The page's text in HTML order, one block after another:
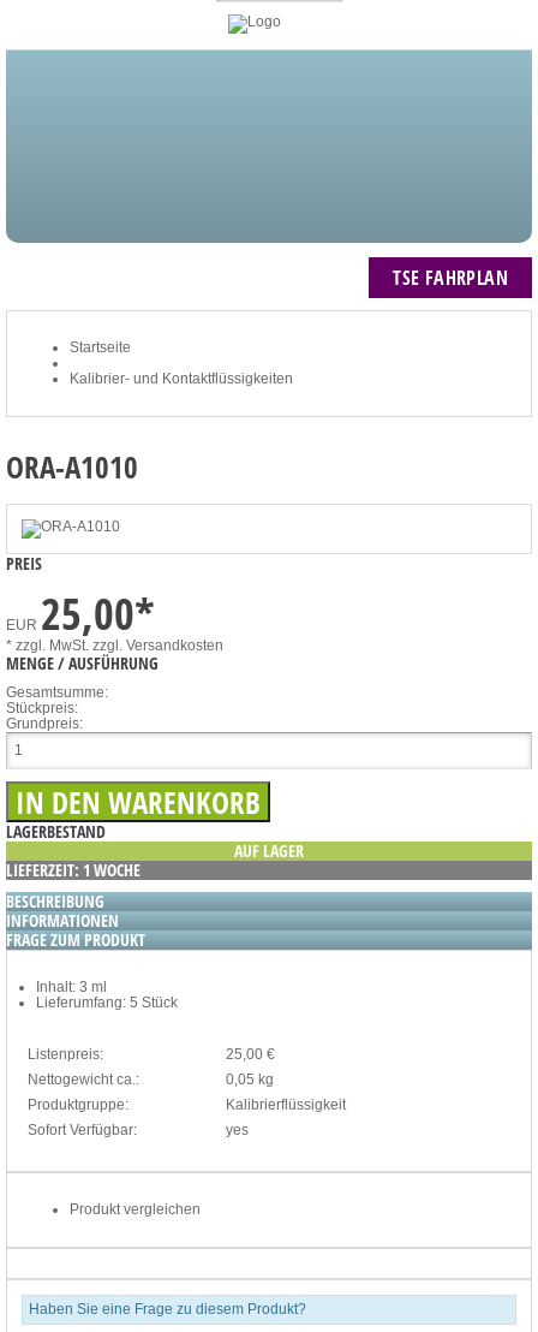
TSE FAHRPLAN
Startseite
Kalibrier- und Kontaktflüssigkeiten
ORA-A1010
PREIS
EUR 25,00*
* zzgl. MwSt. zzgl. Versandkosten
MENGE / AUSFÜHRUNG
Gesamtsumme:
Stückpreis:
Grundpreis:
LAGERBESTAND
AUF LAGER
LIEFERZEIT: 1 WOCHE
BESCHREIBUNG
INFORMATIONEN
FRAGE ZUM PRODUKT
Inhalt: 3 ml
Lieferumfang: 5 Stück
Listenpreis:
25,00 €
Nettogewicht ca.:
0,05 kg
Produktgruppe:
Kalibrierflüssigkeit
Sofort Verfügbar:
yes
Produkt vergleichen
Haben Sie eine Frage zu diesem Produkt?